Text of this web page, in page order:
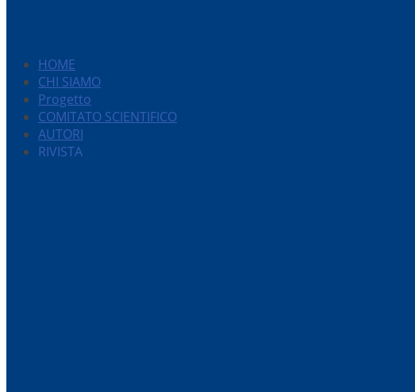
HOME
CHI SIAMO
Progetto
COMITATO SCIENTIFICO
AUTORI
RIVISTA